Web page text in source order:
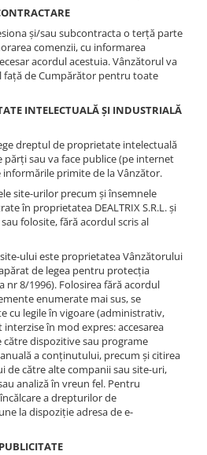
și/sau subcontracta o terță parte
comenzii, cu informarea
acordul acestuia. Vânzătorul va
de Cumpărător pentru toate
INTELECTUALĂ ȘI INDUSTRIALĂ
dreptul de proprietate intelectuală
sau va face publice (pe internet
primite de la Vânzător.
site-urilor precum și însemnele
în proprietatea DEALTRIX S.R.L. și
folosite, fără acordul scris al
ului este proprietatea Vânzătorului
de legea pentru protecția
8/1996). Folosirea fără acordul
enumerate mai sus, se
cu legile în vigoare (administrativ,
în mod expres: accesarea
către dispozitive sau programe
a conținutului, precum și citirea
de către alte companii sau site-uri,
analiză în vreun fel. Pentru
a drepturilor de
la dispoziție adresa de e-